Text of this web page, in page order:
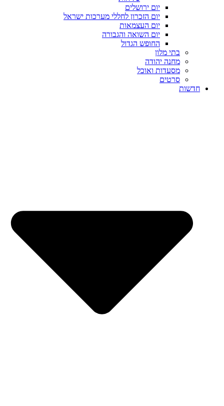
יום ירושלים
יום הזכרון לחללי מערכות ישראל
יום העצמאות
יום השואה והגבורה
החופש הגדול
בתי מלון
מחנה יהודה
מסעדות ואוכל
סרטים
חדשות